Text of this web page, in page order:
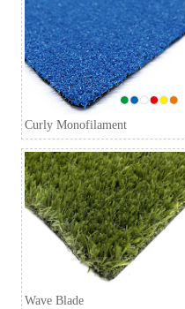
Curly Monofilament
Wave Blade